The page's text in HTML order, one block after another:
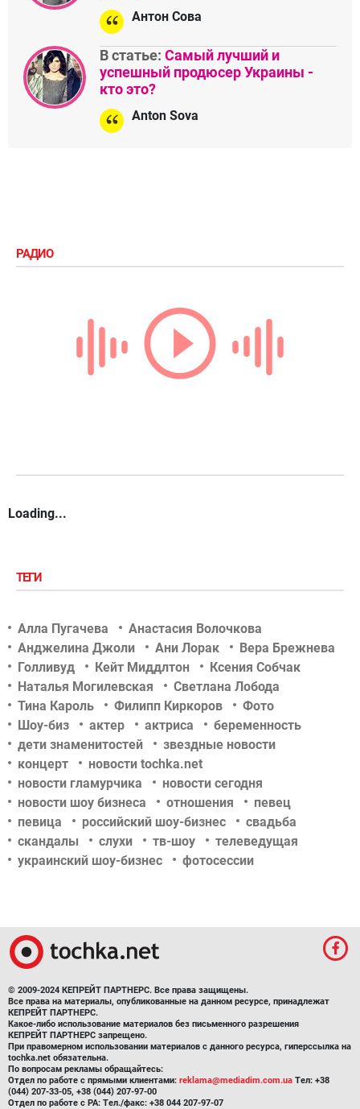
Антон Сова
В статье: Самый лучший и
успешный продюсер Украины -
кто это?
Anton Sova
РАДИО
Loading...
ТЕГИ
Алла Пугачева
Анастасия Волочкова
Анджелина Джоли
Ани Лорак
Вера Брежнева
Голливуд
Кейт Миддлтон
Ксения Собчак
Наталья Могилевская
Светлана Лобода
Тина Кароль
Филипп Киркоров
Фото
Шоу-биз
актер актриса
беременность
дети знаменитостей
звездные новости
концерт
новости tochka.net
новости гламурчика
новости сегодня
новости шоу бизнеса
отношения
певец
певица
российский шоу-бизнес
свадьба
скандалы
слухи тв-шоу
телеведущая
украинский шоу-бизнес
фотосессии
© 2009-2024 КЕПРЕЙТ ПАРТНЕРС. Все права защищены.
Все права на материалы, опубликованные на данном ресурсе, принадлежат
КЕПРЕЙТ ПАРТНЕРС.
Какое-либо использование материалов без письменного разрешения
КЕПРЕЙТ ПАРТНЕРС запрещено.
При правомерном использовании материалов с данного ресурса, гиперссылка на
tochka.net обязательна.
По вопросам рекламы обращайтесь:
Отдел по работе с прямыми клиентами: reklama@mediadim.com.ua Тел: +38
(044) 207-33-05, +38 (044) 207-97-00
Отдел по работе с РА: Тел./факс: +38 044 207-97-07